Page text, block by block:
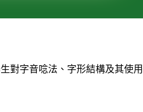
字音唸法、字形結構及其使